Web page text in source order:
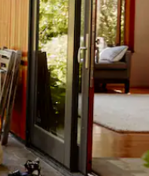
et en faisant glisser.